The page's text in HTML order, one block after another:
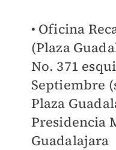
• Oficina
(Plaza
No. 371
Septiembre
Plaza
Presidencia
Guadalajara